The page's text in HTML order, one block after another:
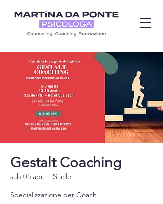
Gestalt Coaching
sab 05 apr
  |
Sacile
Specializzazione per Coach